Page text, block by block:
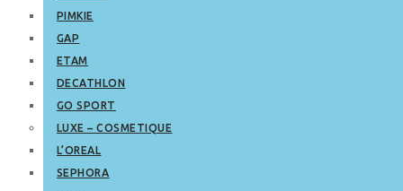
PIMKIE
GAP
ETAM
DECATHLON
GO SPORT
LUXE – COSMETIQUE
L’OREAL
SEPHORA